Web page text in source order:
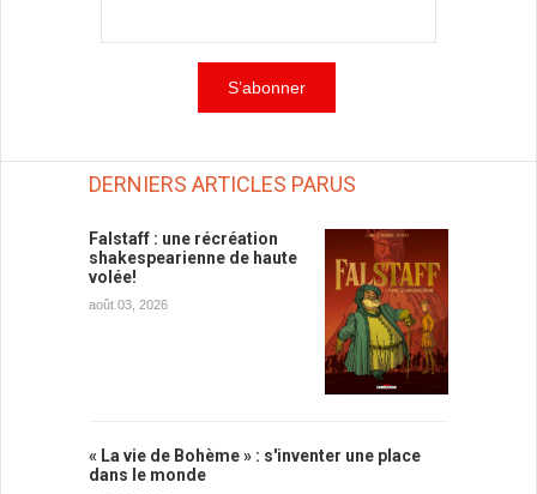
DERNIERS ARTICLES PARUS
Falstaff : une récréation
shakespearienne de haute
volée!
août 03, 2026
« La vie de Bohème » : s'inventer une place
dans le monde